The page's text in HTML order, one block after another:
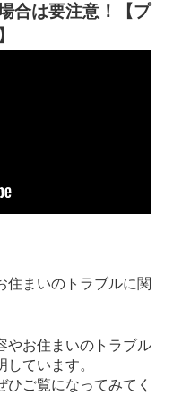
合は要注意！【プ
まいのトラブルに関
お住まいのトラブル
ています。
ご覧になってみてく